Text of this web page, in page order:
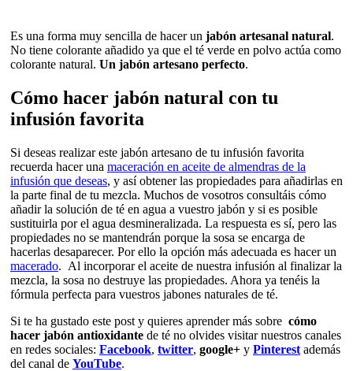
Es una forma muy sencilla de hacer un jabón artesanal natural.
No tiene colorante añadido ya que el té verde en polvo actúa como
colorante natural. Un jabón artesano perfecto.
Cómo hacer jabón natural con tu
infusión favorita
Si deseas realizar este jabón artesano de tu infusión favorita
recuerda hacer una maceración en aceite de almendras de la
infusión que deseas, y así obtener las propiedades para añadirlas en
la parte final de tu mezcla. Muchos de vosotros consultáis cómo
añadir la solución de té en agua a vuestro jabón y si es posible
sustituirla por el agua desmineralizada. La respuesta es sí, pero las
propiedades no se mantendrán porque la sosa se encarga de
hacerlas desaparecer. Por ello la opción más adecuada es hacer un
macerado. Al incorporar el aceite de nuestra infusión al finalizar la
mezcla, la sosa no destruye las propiedades. Ahora ya tenéis la
fórmula perfecta para vuestros jabones naturales de té.
Si te ha gustado este post y quieres aprender más sobre cómo
hacer jabón antioxidante de té no olvides visitar nuestros canales
en redes sociales: Facebook, twitter, google+ y Pinterest además
del canal de YouTube.